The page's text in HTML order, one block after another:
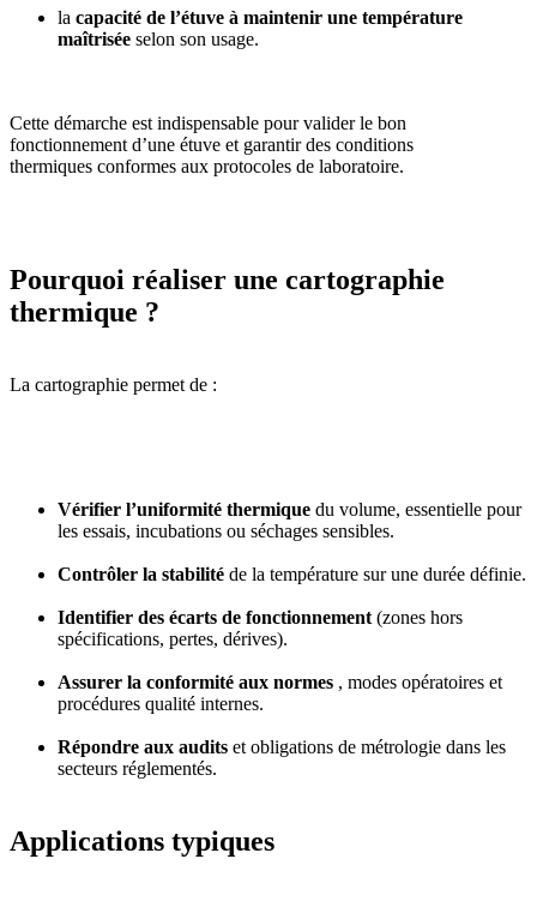
la capacité de l’étuve à maintenir une température
maîtrisée selon son usage.
Cette démarche est indispensable pour valider le bon
fonctionnement d’une étuve et garantir des conditions
thermiques conformes aux protocoles de laboratoire.
Pourquoi réaliser une cartographie
thermique ?
La cartographie permet de :
Vérifier l’uniformité thermique du volume, essentielle pour
les essais, incubations ou séchages sensibles.
Contrôler la stabilité de la température sur une durée définie.
Identifier des écarts de fonctionnement (zones hors
spécifications, pertes, dérives).
Assurer la conformité aux normes , modes opératoires et
procédures qualité internes.
Répondre aux audits et obligations de métrologie dans les
secteurs réglementés.
Applications typiques